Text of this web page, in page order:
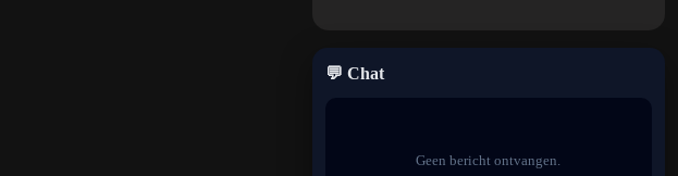
💬 Chat
Geen bericht ontvangen.